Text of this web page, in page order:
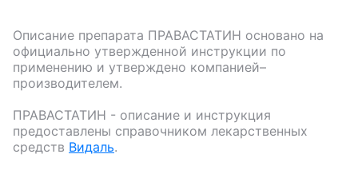
Описание препарата ПРАВАСТАТИН основано на
официально утвержденной инструкции по
применению и утверждено компанией–
производителем.
ПРАВАСТАТИН - описание и инструкция
предоставлены справочником лекарственных
средств Видаль.